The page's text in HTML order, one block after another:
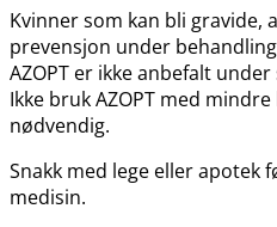
Kvinner som kan bli gravide,
prevensjon under
AZOPT er ikke anbefalt
Ikke bruk AZOPT med
nødvendig.
Snakk med lege eller apotek
medisin.